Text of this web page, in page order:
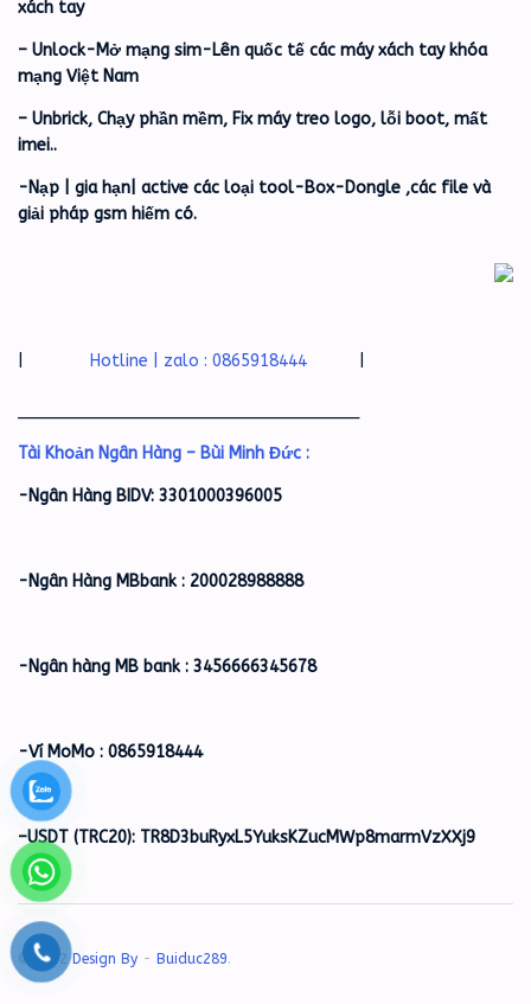
xách tay
– Unlock-Mở mạng sim-Lên quốc tế các máy xách tay khóa
mạng Việt Nam
– Unbrick, Chạy phần mềm, Fix máy treo logo, lỗi boot, mất
imei..
-Nạp | gia hạn| active các loại tool-Box-Dongle ,các file và
giải pháp gsm hiếm có.
Hotline | zalo : 0865918444
Tài Khoản Ngân Hàng – Bùi Minh Đức :
-Ngân Hàng BIDV: 3301000396005
-Ngân Hàng MBbank : 200028988888
-Ngân hàng MB bank : 3456666345678
-Ví MoMo : 0865918444
–USDT (TRC20): TR8D3buRyxL5YuksKZucMWp8marmVzXXj9
© 2022Design By - Buiduc289.